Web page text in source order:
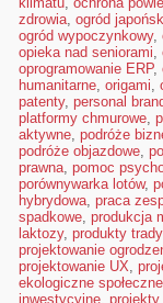
zdrowia, ogród
ogród wypoczynkowy,
opieka nad seniorami,
oprogramowanie ERP,
humanitarne, origami,
patenty, personal
platformy chmurowe,
aktywne, podróże
podróże objazdowe,
prawna, pomoc
porównywarka lotów,
hybrydowa, praca
spadkowe, produkcja
laktozy, produkty
projektowanie
projektowanie UX,
ekologiczne społeczne
inwestycyjne, projekty